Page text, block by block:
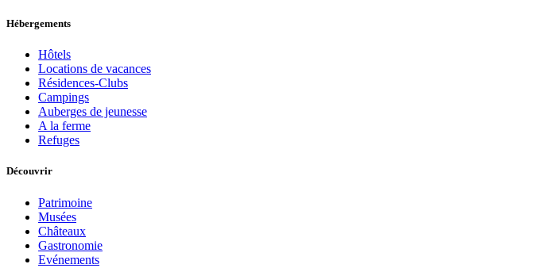
Hébergements
Hôtels
Locations de vacances
Résidences-Clubs
Campings
Auberges de jeunesse
A la ferme
Refuges
Découvrir
Patrimoine
Musées
Châteaux
Gastronomie
Evénements